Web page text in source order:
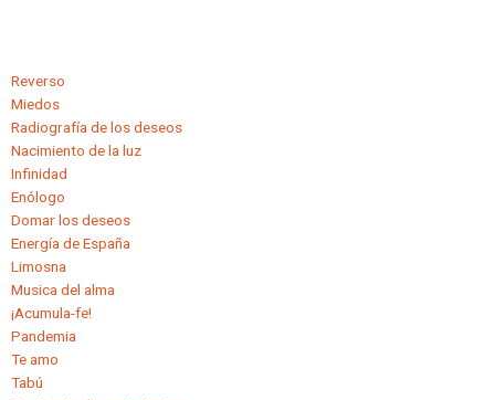
Reverso
Miedos
Radiografía de los deseos
Nacimiento de la luz
Infinidad
Enólogo
Domar los deseos
Energía de España
Limosna
Musica del alma
¡Acumula-fe!
Pandemia
Te amo
Tabú